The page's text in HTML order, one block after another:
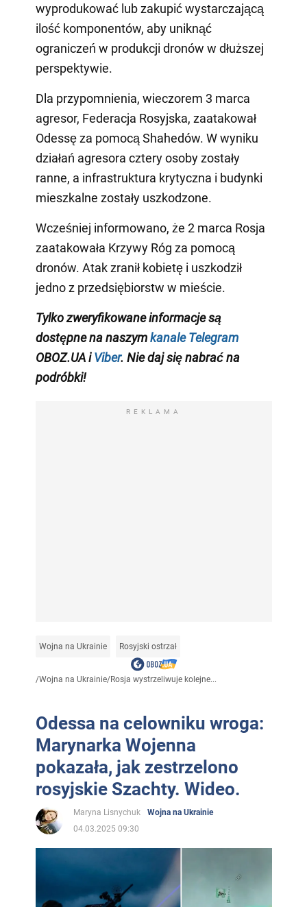
wyprodukować lub zakupić wystarczającą
ilość komponentów, aby uniknąć
ograniczeń w produkcji dronów w dłuższej
perspektywie.
Dla przypomnienia, wieczorem 3 marca
agresor, Federacja Rosyjska, zaatakował
Odessę za pomocą Shahedów. W wyniku
działań agresora cztery osoby zostały
ranne, a infrastruktura krytyczna i budynki
mieszkalne zostały uszkodzone.
Wcześniej informowano, że 2 marca Rosja
zaatakowała Krzywy Róg za pomocą
dronów. Atak zranił kobietę i uszkodził
jedno z przedsiębiorstw w mieście.
Tylko zweryfikowane informacje są
dostępne na naszymkanale Telegram
OBOZ.UA iViber. Nie daj się nabrać na
podróbki!
REKLAMA
Wojna na Ukrainie Rosyjski ostrzał
/Wojna na Ukrainie/Rosja wystrzeliwuje kolejne...
Odessa na celowniku wroga:
Marynarka Wojenna
pokazała, jak zestrzelono
rosyjskie Szachty. Wideo.
Maryna Lisnychuk
Wojna na Ukrainie
04.03.2025 09:30